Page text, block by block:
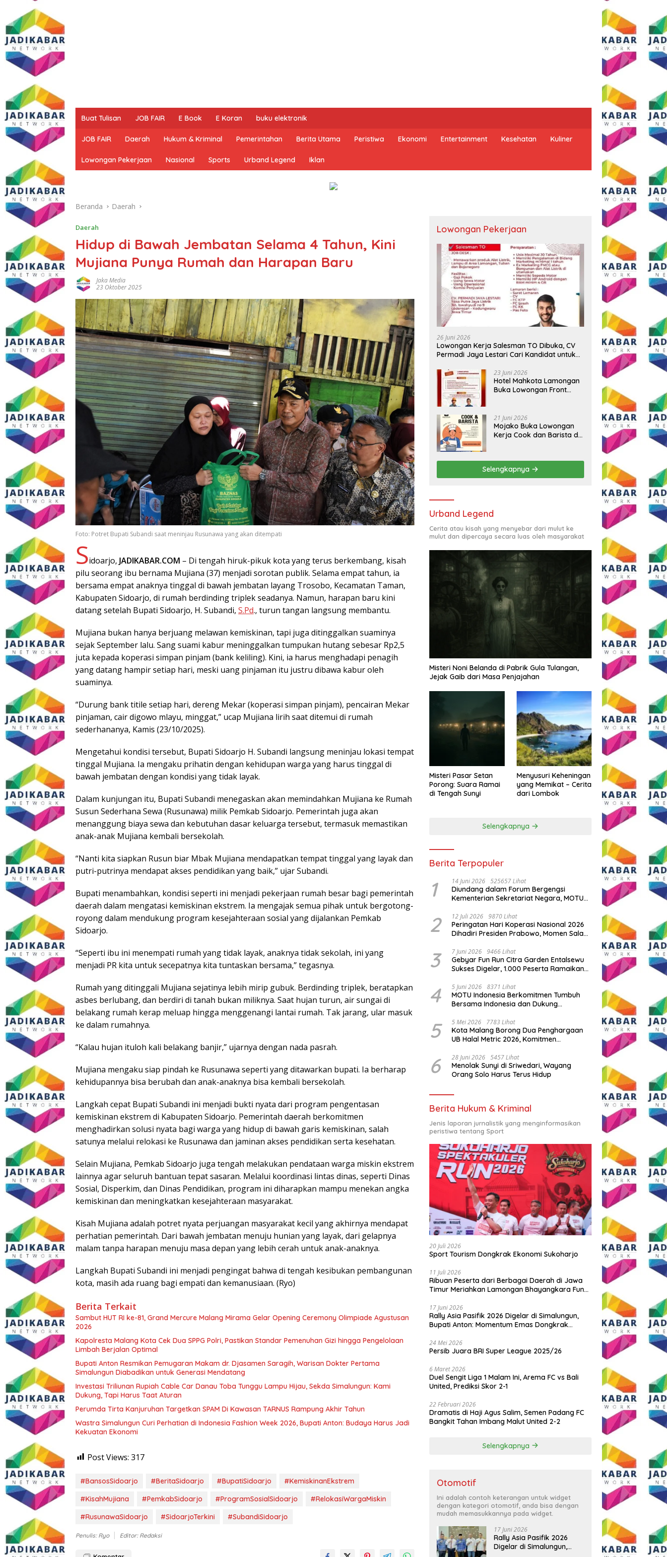
Buat Tulisan JOB FAIR E Book E Koran buku elektronik
JOB FAIR Daerah Hukum & Kriminal Pemerintahan Berita Utama Peristiwa Ekonomi Entertainment Kesehatan Kuliner
Lowongan Pekerjaan Nasional Sports Urband Legend Iklan
Beranda Daerah
Daerah
Hidup di Bawah Jembatan Selama 4 Tahun, Kini
Mujiana Punya Rumah dan Harapan Baru
Jaka Media
23 Oktober 2025
Foto: Potret Bupati Subandi saat meninjau Rusunawa yang akan ditempati
Sidoarjo, JADIKABAR.COM – Di tengah hiruk-pikuk kota yang terus berkembang, kisah
pilu seorang ibu bernama Mujiana (37) menjadi sorotan publik. Selama empat tahun, ia
bersama empat anaknya tinggal di bawah jembatan layang Trosobo, Kecamatan Taman,
Kabupaten Sidoarjo, di rumah berdinding triplek seadanya. Namun, harapan baru kini
datang setelah Bupati Sidoarjo, H. Subandi, S.Pd., turun tangan langsung membantu.
Mujiana bukan hanya berjuang melawan kemiskinan, tapi juga ditinggalkan suaminya
sejak September lalu. Sang suami kabur meninggalkan tumpukan hutang sebesar Rp2,5
juta kepada koperasi simpan pinjam (bank keliling). Kini, ia harus menghadapi penagih
yang datang hampir setiap hari, meski uang pinjaman itu justru dibawa kabur oleh
suaminya.
“Durung bank titile setiap hari, dereng Mekar (koperasi simpan pinjam), pencairan Mekar
pinjaman, cair digowo mlayu, minggat,” ucap Mujiana lirih saat ditemui di rumah
sederhananya, Kamis (23/10/2025).
Mengetahui kondisi tersebut, Bupati Sidoarjo H. Subandi langsung meninjau lokasi tempat
tinggal Mujiana. Ia mengaku prihatin dengan kehidupan warga yang harus tinggal di
bawah jembatan dengan kondisi yang tidak layak.
Dalam kunjungan itu, Bupati Subandi menegaskan akan memindahkan Mujiana ke Rumah
Susun Sederhana Sewa (Rusunawa) milik Pemkab Sidoarjo. Pemerintah juga akan
menanggung biaya sewa dan kebutuhan dasar keluarga tersebut, termasuk memastikan
anak-anak Mujiana kembali bersekolah.
“Nanti kita siapkan Rusun biar Mbak Mujiana mendapatkan tempat tinggal yang layak dan
putri-putrinya mendapat akses pendidikan yang baik,” ujar Subandi.
Bupati menambahkan, kondisi seperti ini menjadi pekerjaan rumah besar bagi pemerintah
daerah dalam mengatasi kemiskinan ekstrem. Ia mengajak semua pihak untuk bergotong-
royong dalam mendukung program kesejahteraan sosial yang dijalankan Pemkab
Sidoarjo.
“Seperti ibu ini menempati rumah yang tidak layak, anaknya tidak sekolah, ini yang
menjadi PR kita untuk secepatnya kita tuntaskan bersama,” tegasnya.
Rumah yang ditinggali Mujiana sejatinya lebih mirip gubuk. Berdinding triplek, beratapkan
asbes berlubang, dan berdiri di tanah bukan miliknya. Saat hujan turun, air sungai di
belakang rumah kerap meluap hingga menggenangi lantai rumah. Tak jarang, ular masuk
ke dalam rumahnya.
“Kalau hujan ituloh kali belakang banjir,” ujarnya dengan nada pasrah.
Mujiana mengaku siap pindah ke Rusunawa seperti yang ditawarkan bupati. Ia berharap
kehidupannya bisa berubah dan anak-anaknya bisa kembali bersekolah.
Langkah cepat Bupati Subandi ini menjadi bukti nyata dari program pengentasan
kemiskinan ekstrem di Kabupaten Sidoarjo. Pemerintah daerah berkomitmen
menghadirkan solusi nyata bagi warga yang hidup di bawah garis kemiskinan, salah
satunya melalui relokasi ke Rusunawa dan jaminan akses pendidikan serta kesehatan.
Selain Mujiana, Pemkab Sidoarjo juga tengah melakukan pendataan warga miskin ekstrem
lainnya agar seluruh bantuan tepat sasaran. Melalui koordinasi lintas dinas, seperti Dinas
Sosial, Disperkim, dan Dinas Pendidikan, program ini diharapkan mampu menekan angka
kemiskinan dan meningkatkan kesejahteraan masyarakat.
Kisah Mujiana adalah potret nyata perjuangan masyarakat kecil yang akhirnya mendapat
perhatian pemerintah. Dari bawah jembatan menuju hunian yang layak, dari gelapnya
malam tanpa harapan menuju masa depan yang lebih cerah untuk anak-anaknya.
Langkah Bupati Subandi ini menjadi pengingat bahwa di tengah kesibukan pembangunan
kota, masih ada ruang bagi empati dan kemanusiaan. (Ryo)
Berita Terkait
Sambut HUT RI ke-81, Grand Mercure Malang Mirama Gelar Opening Ceremony Olimpiade Agustusan
2026
Kapolresta Malang Kota Cek Dua SPPG Polri, Pastikan Standar Pemenuhan Gizi hingga Pengelolaan
Limbah Berjalan Optimal
Bupati Anton Resmikan Pemugaran Makam dr. Djasamen Saragih, Warisan Dokter Pertama
Simalungun Diabadikan untuk Generasi Mendatang
Investasi Triliunan Rupiah Cable Car Danau Toba Tunggu Lampu Hijau, Sekda Simalungun: Kami
Dukung, Tapi Harus Taat Aturan
Perumda Tirta Kanjuruhan Targetkan SPAM Di Kawasan TARNUS Rampung Akhir Tahun
Wastra Simalungun Curi Perhatian di Indonesia Fashion Week 2026, Bupati Anton: Budaya Harus Jadi
Kekuatan Ekonomi
Post Views: 317
#BansosSidoarjo #BeritaSidoarjo #BupatiSidoarjo
#KemiskinanEkstrem
#KisahMujiana
#PemkabSidoarjo #ProgramSosialSidoarjo
#RelokasiWargaMiskin
#RusunawaSidoarjo
#SidoarjoTerkini #SubandiSidoarjo
Penulis: Ryo Editor: Redaksi
Lowongan Pekerjaan
26 Juni 2026
Lowongan Kerja Salesman TO Dibuka, CV
Permadi Jaya Lestari Cari Kandidat untuk
23 Juni 2026
Hotel Mahkota Lamongan
Buka Lowongan Front
Syaratnya
21 Juni 2026
Mojako Buka Lowongan
Kerja Cook dan Barista di
Selengkapnya
Urband Legend
Cerita atau kisah yang menyebar dari mulut ke
mulut dan dipercaya secara luas oleh masyarakat
Misteri Noni Belanda di Pabrik Gula Tulangan,
Jejak Gaib dari Masa Penjajahan
Misteri Pasar Setan
Porong: Suara Ramai
di Tengah Sunyi
Menyusuri Keheningan
yang Memikat – Cerita
dari Lombok
Selengkapnya
Berita Terpopuler
1 14 Juni 2026 525657 Lihat
Diundang dalam Forum Bergengsi
Kementerian Sekretariat Negara, MOTU
Indonesia
2 12 Juli 2026 9870 Lihat
Peringatan Hari Koperasi Nasional 2026
Dihadiri Presiden Prabowo, Momen Salam
3 7 Juni 2026 9466 Lihat
Gebyar Fun Run Citra Garden Entalsewu
Sukses Digelar, 1.000 Peserta Ramaikan
4 5 Juni 2026 8371 Lihat
MOTU Indonesia Berkomitmen Tumbuh
Bersama Indonesia dan Dukung
5 5 Mei 2026 7783 Lihat
Kota Malang Borong Dua Penghargaan
UB Halal Metric 2026, Komitmen
6 28 Juni 2026 5457 Lihat
Menolak Sunyi di Sriwedari, Wayang
Orang Solo Harus Terus Hidup
Berita Hukum & Kriminal
Jenis laporan jurnalistik yang menginformasikan
peristiwa tentang Sport
20 Juli 2026
Sport Tourism Dongkrak Ekonomi Sukoharjo
11 Juli 2026
Ribuan Peserta dari Berbagai Daerah di Jawa
Timur Meriahkan Lamongan Bhayangkara Fun
17 Juni 2026
Rally Asia Pasifik 2026 Digelar di Simalungun,
Bupati Anton: Momentum Emas Dongkrak
24 Mei 2026
Persib Juara BRI Super League 2025/26
6 Maret 2026
Duel Sengit Liga 1 Malam Ini, Arema FC vs Bali
United, Prediksi Skor 2-1
22 Februari 2026
Dramatis di Haji Agus Salim, Semen Padang FC
Bangkit Tahan Imbang Malut United 2-2
Selengkapnya
Otomotif
Ini adalah contoh keterangan untuk widget
dengan kategori otomotif, anda bisa dengan
mudah memasukkannya pada widget.
17 Juni 2026
Rally Asia Pasifik 2026
Digelar di Simalungun,